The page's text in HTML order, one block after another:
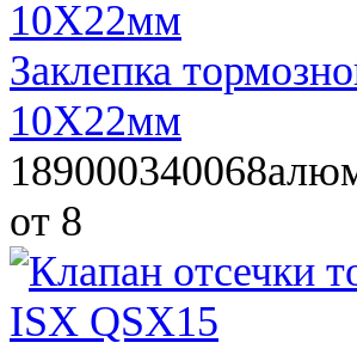
Заклепка
10Х22мм
от 8